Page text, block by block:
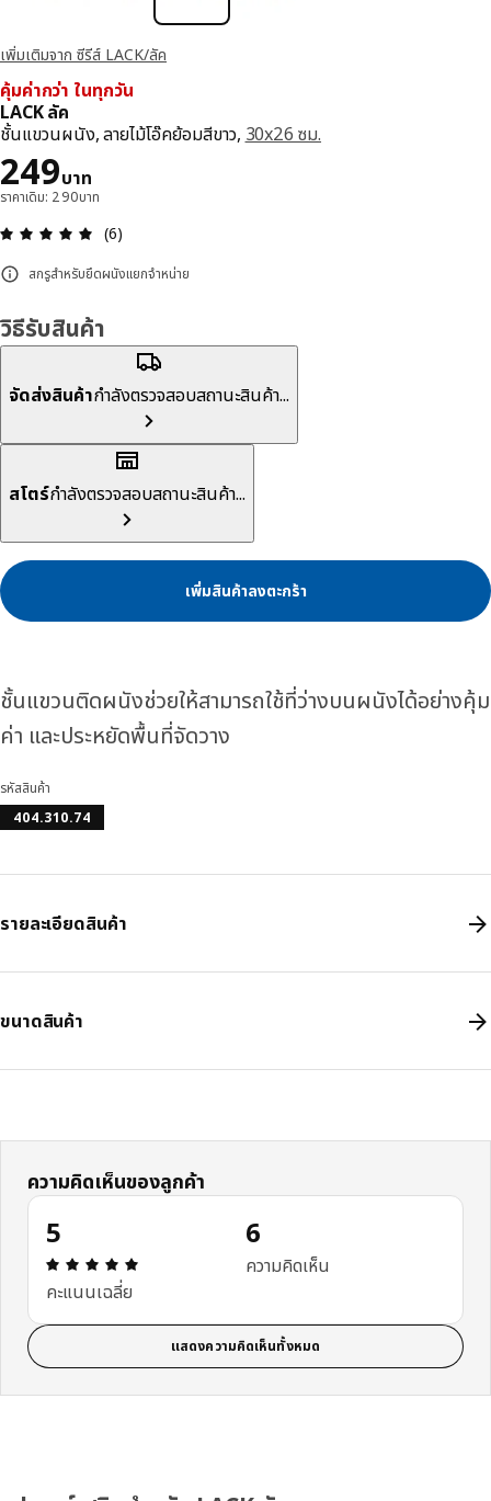
เพิ่มเติมจาก ซีรีส์ LACK/ลัค
คุ้มค่ากว่า ในทุกวัน
LACK ลัค
ชั้นแขวนผนัง, ลายไม้โอ๊คย้อมสีขาว, 30x26 ซม.
249บาท
ราคา 249บาท
ราคาเดิม: 290บาท
ความคิดเห็น: 5 จาก 5 ดาว รีวิวทั้งหมด: 6
(6)
สกรูสำหรับยึดผนังแยกจำหน่าย
วิธีรับสินค้า
จัดส่งสินค้ากำลังตรวจสอบสถานะสินค้า...
สโตร์กำลังตรวจสอบสถานะสินค้า...
เพิ่มสินค้าลงตะกร้า
ชั้นแขวนติดผนังช่วยให้สามารถใช้ที่ว่างบนผนังได้อย่างคุ้ม
ค่า และประหยัดพื้นที่จัดวาง
รหัสสินค้า
404.310.74
รายละเอียดสินค้า
ขนาดสินค้า
ความคิดเห็นของลูกค้า
5
ความคิดเห็น: 5 จาก 5 ดาว รีวิวทั้งหมด: 6
คะแนนเฉลี่ย
6
ความคิดเห็น
แสดงความคิดเห็นทั้งหมด